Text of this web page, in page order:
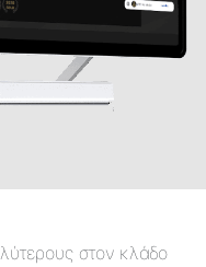
στον κλάδο